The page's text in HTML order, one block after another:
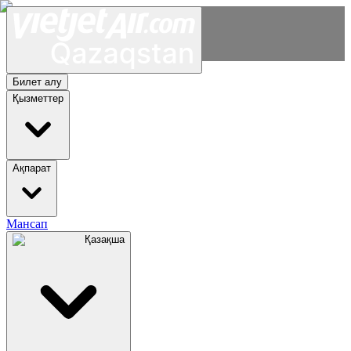
Билет алу
Қызметтер
Ақпарат
Мансап
Қазақша